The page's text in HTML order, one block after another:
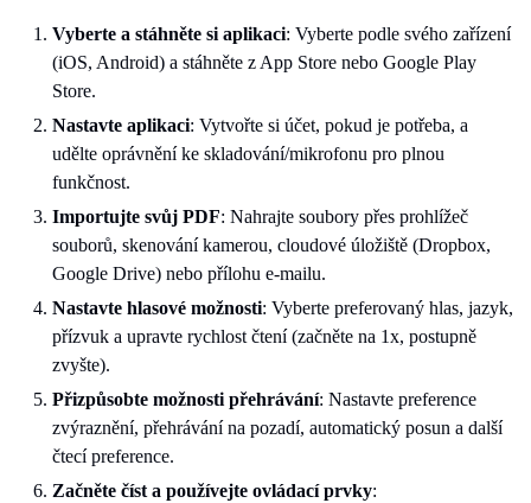
Vyberte a stáhněte si aplikaci: Vyberte podle svého zařízení
(iOS, Android) a stáhněte z App Store nebo Google Play
Store.
Nastavte aplikaci: Vytvořte si účet, pokud je potřeba, a
udělte oprávnění ke skladování/mikrofonu pro plnou
funkčnost.
Importujte svůj PDF: Nahrajte soubory přes prohlížeč
souborů, skenování kamerou, cloudové úložiště (Dropbox,
Google Drive) nebo přílohu e-mailu.
Nastavte hlasové možnosti: Vyberte preferovaný hlas, jazyk,
přízvuk a upravte rychlost čtení (začněte na 1x, postupně
zvyšte).
Přizpůsobte možnosti přehrávání: Nastavte preference
zvýraznění, přehrávání na pozadí, automatický posun a další
čtecí preference.
Začněte číst a používejte ovládací prvky: